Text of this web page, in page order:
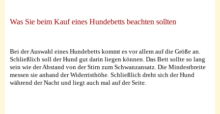
Was Sie beim Kauf eines Hundebetts beachten sollten
Bei der Auswahl eines Hundebetts kommt es vor allem auf die Größe an.
Schließlich soll der Hund gut darin liegen können. Das Bett sollte so lang
sein wie der Abstand von der Stirn zum Schwanzansatz. Die Mindestbreite
messen sie anhand der Widerristhöhe. Schließlich dreht sich der Hund
während der Nacht und liegt auch mal auf der Seite.